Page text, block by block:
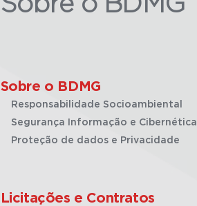
Sobre o BDMG
Responsabilidade Socioambiental
Segurança Informação e Cibernética
Proteção de dados e Privacidade
Licitações e Contratos